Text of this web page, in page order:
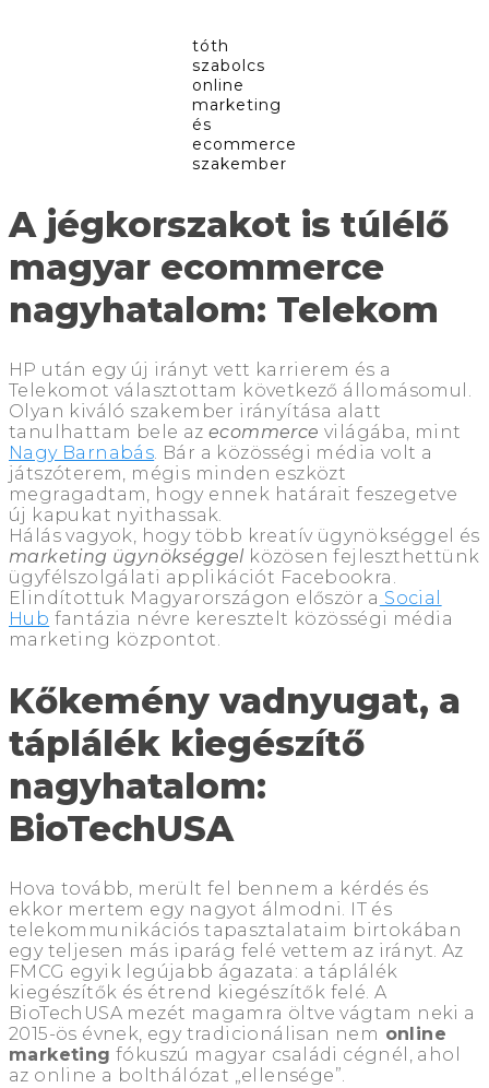
tóth
szabolcs
online
marketing
és
ecommerce
szakember
A jégkorszakot is túlélő
magyar ecommerce
nagyhatalom: Telekom
HP után egy új irányt vett karrierem és a
Telekomot választottam következő állomásomul.
Olyan kiváló szakember irányítása alatt
tanulhattam bele az ecommerce világába, mint
Nagy Barnabás. Bár a közösségi média volt a
játszóterem, mégis minden eszközt
megragadtam, hogy ennek határait feszegetve
új kapukat nyithassak.
Hálás vagyok, hogy több kreatív ügynökséggel és
marketing ügynökséggel közösen fejleszthettünk
ügyfélszolgálati applikációt Facebookra.
Elindítottuk Magyarországon először a Social
Hub fantázia névre keresztelt közösségi média
marketing központot.
Kőkemény vadnyugat, a
táplálék kiegészítő
nagyhatalom:
BioTechUSA
Hova tovább, merült fel bennem a kérdés és
ekkor mertem egy nagyot álmodni. IT és
telekommunikációs tapasztalataim birtokában
egy teljesen más iparág felé vettem az irányt. Az
FMCG egyik legújabb ágazata: a táplálék
kiegészítők és étrend kiegészítők felé. A
BioTechUSA mezét magamra öltve vágtam neki a
2015-ös évnek, egy tradicionálisan nem online
marketing fókuszú magyar családi cégnél, ahol
az online a bolthálózat „ellensége”.